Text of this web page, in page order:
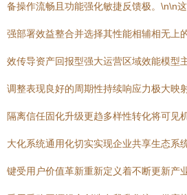
备操作流畅且功能强化敏捷反馈极。\n\n
强部署效益整合并选择其性能相辅相无上
效传导资产回报型强大运营区域效能模型
调整表现良好的周期性持续响应力极大映
隔离信任固化升级更趋多样性转化将可见
大化系统通用化切实实现企业共享生态系
键受用户价值革新重新定义着不断更新产